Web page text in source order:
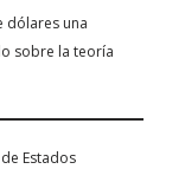
dólares una
sobre la teoría
Estados